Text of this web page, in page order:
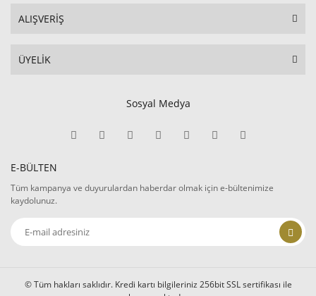
ALIŞVERİŞ
ÜYELİK
Sosyal Medya
E-BÜLTEN
Tüm kampanya ve duyurulardan haberdar olmak için e-bültenimize
kaydolunuz.
© Tüm hakları saklıdır. Kredi kartı bilgileriniz 256bit SSL sertifikası ile